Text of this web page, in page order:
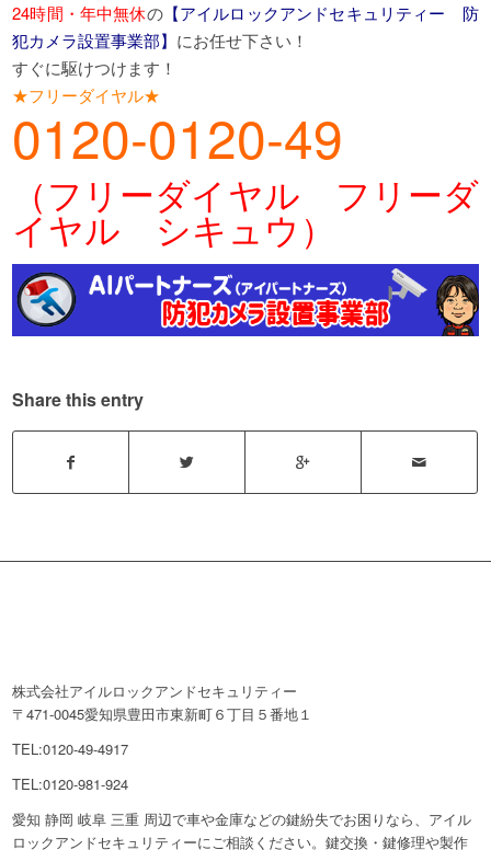
24時間・年中無休の【アイルロックアンドセキュリティー 防
犯カメラ設置事業部】 にお任せ下さい！
すぐに駆けつけます！
★フリーダイヤル★
0120-0120-49
（フリーダイヤル フリーダ
イヤル シキュウ）
Share this entry
株式会社アイルロックアンドセキュリティー
〒471-0045愛知県豊田市東新町６丁目５番地１
TEL:0120-49-4917
TEL:0120-981-924
愛知 静岡 岐阜 三重 周辺で車や金庫などの鍵紛失でお困りなら、アイル
ロックアンドセキュリティーにご相談ください。鍵交換・鍵修理や製作